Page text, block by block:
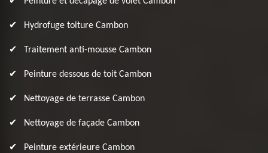
Hydrofuge toiture Cambon
Traitement anti-mousse Cambon
Peinture dessous de toit Cambon
Nettoyage de terrasse Cambon
Nettoyage de façade Cambon
Peinture extérieure Cambon